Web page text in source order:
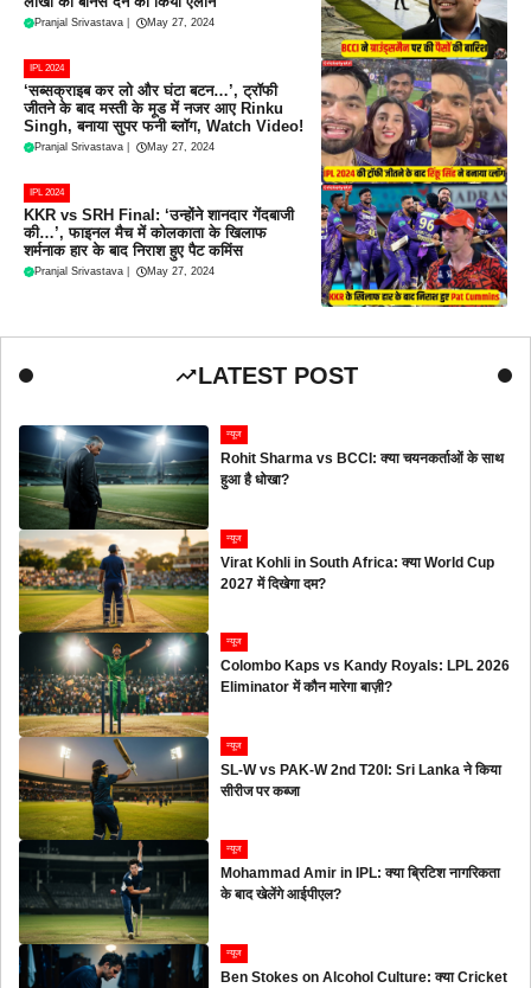
Pranjal Srivastava May 27, 2024
IPL 2024
‘सब्सक्राइब कर लो और घंटा बटन…’, ट्रॉफी
जीतने के बाद मस्ती के मूड में नजर आए Rinku
Singh, बनाया सुपर फनी ब्लॉग, Watch Video!
Pranjal Srivastava May 27, 2024
IPL 2024
KKR vs SRH Final: ‘उन्होंने शानदार गेंदबाजी
की…’, फाइनल मैच में कोलकाता के खिलाफ
शर्मनाक हार के बाद निराश हुए पैट कमिंस
Pranjal Srivastava May 27, 2024
LATEST POST
न्यूज
Rohit Sharma vs BCCI: क्या चयनकर्ताओं के साथ
हुआ है धोखा?
न्यूज
Virat Kohli in South Africa: क्या World Cup
2027 में दिखेगा दम?
न्यूज
Colombo Kaps vs Kandy Royals: LPL 2026
Eliminator में कौन मारेगा बाज़ी?
न्यूज
SL-W vs PAK-W 2nd T20I: Sri Lanka ने किया
सीरीज पर कब्जा
न्यूज
Mohammad Amir in IPL: क्या ब्रिटिश नागरिकता
के बाद खेलेंगे आईपीएल?
न्यूज
Ben Stokes on Alcohol Culture: क्या Cricket